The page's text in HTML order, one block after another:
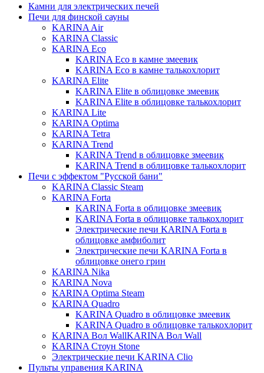
Камни для электрических печей
Печи для финской сауны
KARINA Air
KARINA Classic
KARINA Eco
KARINA Eco в камне змеевик
KARINA Eco в камне талькохлорит
KARINA Elite
KARINA Elite в облицовке змеевик
KARINA Elite в облицовке талькохлорит
KARINA Lite
KARINA Optima
KARINA Tetra
KARINA Trend
KARINA Trend в облицовке змеевик
KARINA Trend в облицовке талькохлорит
Печи с эффектом "Русской бани"
KARINA Classic Steam
KARINA Forta
KARINA Forta в облицовке змеевик
KARINA Forta в облицовке талькохлорит
Электрические печи KARINA Forta в
облицовке амфиболит
Электрические печи KARINA Forta в
облицовке онего грин
KARINA Nika
KARINA Nova
KARINA Optima Steam
KARINA Quadro
KARINA Quadro в облицовке змеевик
KARINA Quadro в облицовке талькохлорит
KARINA Вол WallKARINA Вол Wall
KARINA Стоун Stone
Электрические печи KARINA Clio
Пульты управения KARINA